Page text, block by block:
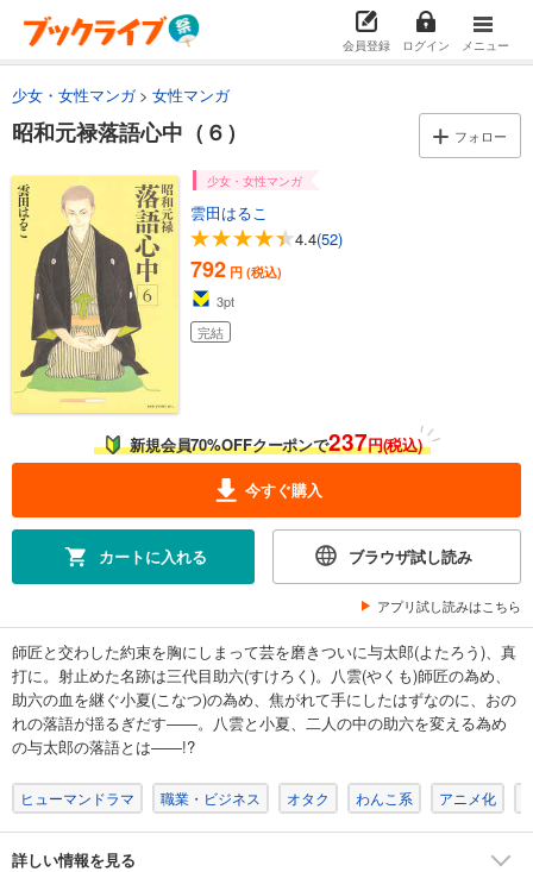
会員登録 ログイン メニュー
少女・女性マンガ 女性マンガ
昭和元禄落語心中（６） フォロー
少女・女性マンガ
雲田はるこ
4.4(52)
792 円 (税込)
3pt
完結
新規会員70%OFFクーポンで237円(税込)
今すぐ購入
カートに入れる ブラウザ試し読み
アプリ試し読みはこちら
師匠と交わした約束を胸にしまって芸を磨きついに与太郎(よたろう)、真
打に。射止めた名跡は三代目助六(すけろく)。八雲(やくも)師匠の為め、
助六の血を継ぐ小夏(こなつ)の為め、焦がれて手にしたはずなのに、おの
れの落語が揺るぎだす――。八雲と小夏、二人の中の助六を変える為め
の与太郎の落語とは――!?
ヒューマンドラマ 職業・ビジネス オタク わんこ系 アニメ化
詳しい情報を見る